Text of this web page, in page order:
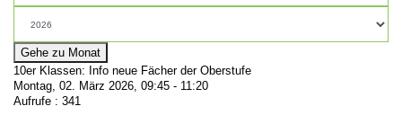
Gehe zu Monat
10er Klassen: Info neue Fächer der Oberstufe
Montag, 02. März 2026, 09:45 - 11:20
Aufrufe : 341